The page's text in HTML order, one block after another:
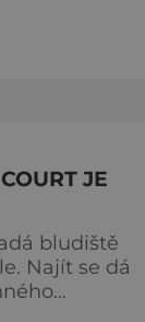
JE
bludiště
Najít se dá